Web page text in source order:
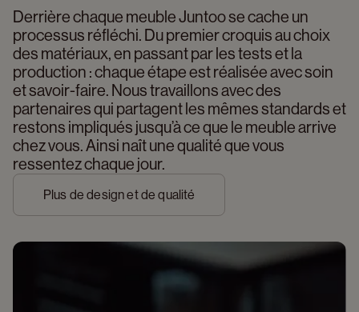
Derrière chaque meuble Juntoo se cache un
processus réfléchi. Du premier croquis au choix
des matériaux, en passant par les tests et la
production : chaque étape est réalisée avec soin
et savoir-faire. Nous travaillons avec des
partenaires qui partagent les mêmes standards et
restons impliqués jusqu’à ce que le meuble arrive
chez vous. Ainsi naît une qualité que vous
ressentez chaque jour.
Plus de design et de qualité